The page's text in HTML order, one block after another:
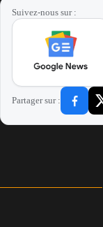
Suivez-nous sur :
Partager sur :